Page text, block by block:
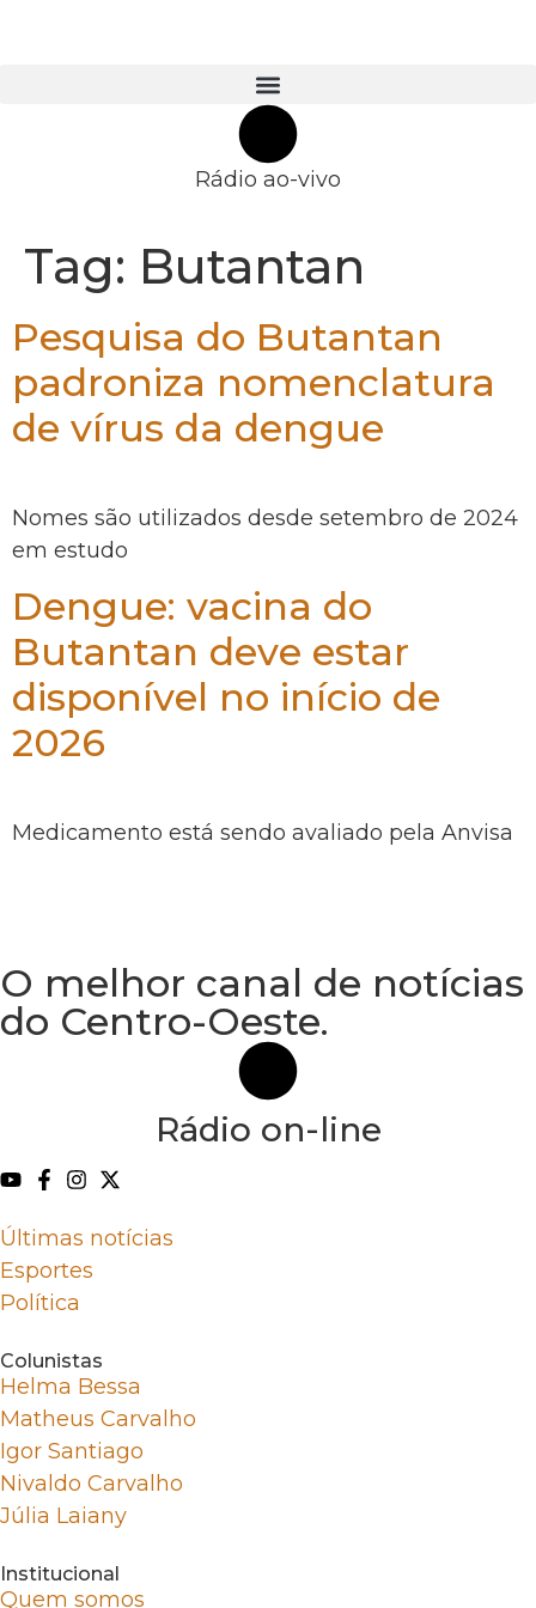
Rádio ao-vivo
Tag: Butantan
Pesquisa do Butantan
padroniza nomenclatura
de vírus da dengue
Nomes são utilizados desde setembro de 2024
em estudo
Dengue: vacina do
Butantan deve estar
disponível no início de
2026
Medicamento está sendo avaliado pela Anvisa
O melhor canal de notícias
do Centro-Oeste.
Rádio on-line
Últimas notícias
Esportes
Política
Colunistas
Helma Bessa
Matheus Carvalho
Igor Santiago
Nivaldo Carvalho
Júlia Laiany
Institucional
Quem somos